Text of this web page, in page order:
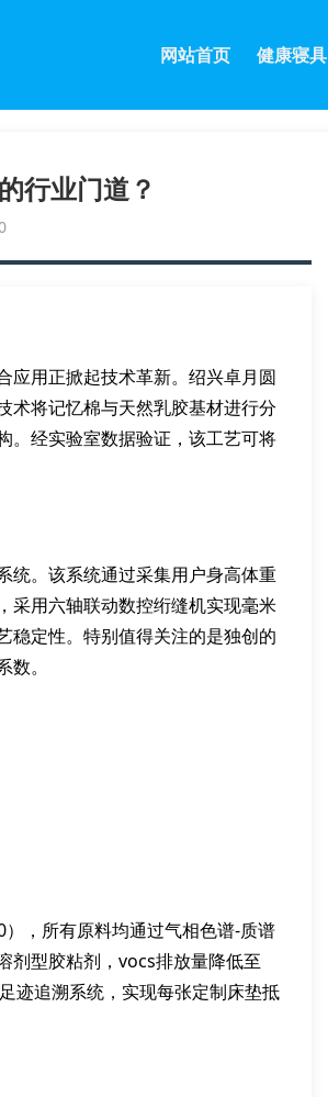
网站首页 健康寝具
行业门道？
应用正掀起技术革新。绍兴卓月圆
术将记忆棉与天然乳胶基材进行分
。经实验室数据验证，该工艺可将
统。该系统通过采集用户身高体重
采用六轴联动数控绗缝机实现毫米
稳定性。特别值得关注的是独创的
。
，所有原料均通过气相色谱-质谱
剂型胶粘剂，vocs排放量降低至
迹追溯系统，实现每张定制床垫抵